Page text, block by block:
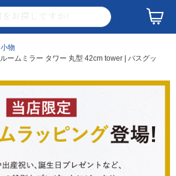
物
ームミラー タワー 丸型 42cm tower | バスグッ